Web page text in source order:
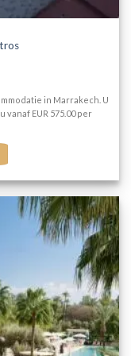
in Marrakech. U
EUR 575.00 per